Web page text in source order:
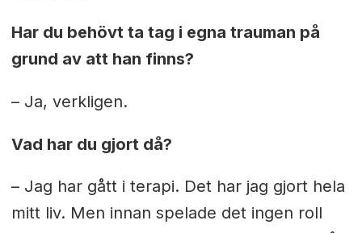
Har du behövt ta tag i egna trauman på
grund av att han finns?
– Ja, verkligen.
Vad har du gjort då?
– Jag har gått i terapi. Det har jag gjort hela
mitt liv. Men innan spelade det ingen roll